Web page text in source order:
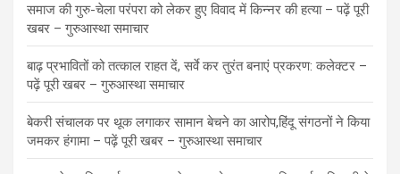
समाज की गुरु-चेला परंपरा को लेकर हुए विवाद में किन्नर की हत्या – पढ़ें पूरी
खबर – गुरुआस्था समाचार
बाढ़ प्रभावितों को तत्काल राहत दें, सर्वे कर तुरंत बनाएं प्रकरण: कलेक्टर –
पढ़ें पूरी खबर – गुरुआस्था समाचार
बेकरी संचालक पर थूक लगाकर सामान बेचने का आरोप,हिंदू संगठनों ने किया
जमकर हंगामा – पढ़ें पूरी खबर – गुरुआस्था समाचार